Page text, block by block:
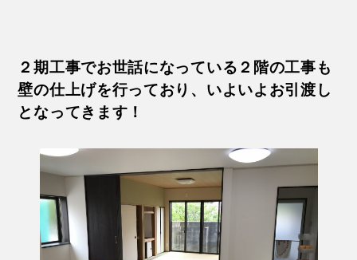
２期工事でお世話になっている２階の工事も
壁の仕上げを行っており、いよいよお引渡し
となってきます！